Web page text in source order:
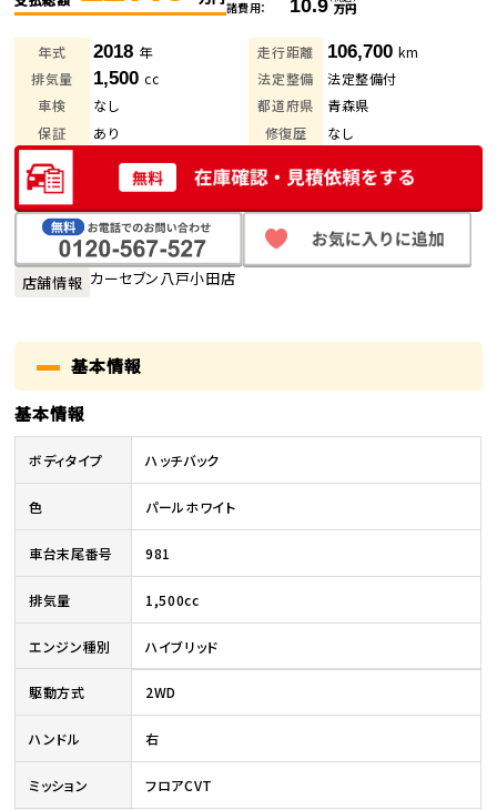
諸費用
10.9 万円
年式 2018 年 走行距離 106,700 km
排気量
1,500cc 法定整備
法定整備付
車検
なし 都道府県
青森県
保証
あり 修復歴 なし
店舗情報 カーセブン八戸小田店
基本情報
基本情報
ボディタイプ ハッチバック
色 パールホワイト
車台末尾番号 981
排気量 1,500cc
エンジン種別 ハイブリッド
駆動方式 2WD
ハンドル 右
ミッション フロアCVT